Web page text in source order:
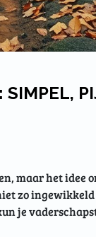
SIMPEL,
maar het idee
zo
je